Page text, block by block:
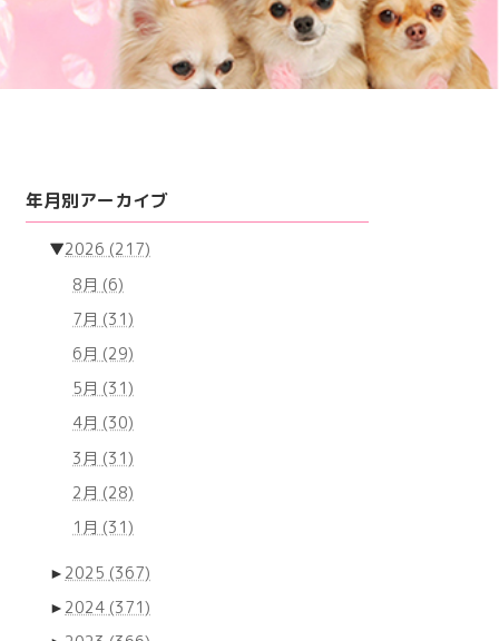
年月別アーカイブ
▼2026 (217)
8月 (6)
7月 (31)
6月 (29)
5月 (31)
4月 (30)
3月 (31)
2月 (28)
1月 (31)
► 2025 (367)
► 2024 (371)